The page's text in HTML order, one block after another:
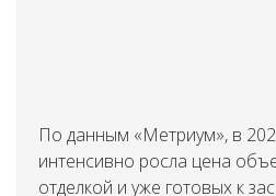
По данным «Метриум», в
интенсивно росла цена
отделкой и уже готовых к